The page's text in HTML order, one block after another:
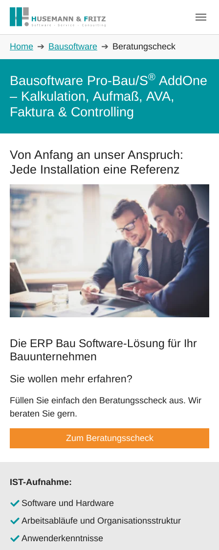
Skip to main navigation
Skip to main content
Skip to page footer
Home Bausoftware Beratungscheck
Bausoftware Pro-Bau/S® AddOne
– Kalkulation, Aufmaß, AVA,
Faktura & Controlling
Von Anfang an unser Anspruch:
Jede Installation eine Referenz
Die ERP Bau Software-Lösung für Ihr
Bauunternehmen
Sie wollen mehr erfahren?
Füllen Sie einfach den Beratungsscheck aus. Wir
beraten Sie gern.
Zum Beratungsscheck
IST-Aufnahme:
Software und Hardware
Arbeitsabläufe und Organisationsstruktur
Anwenderkenntnisse